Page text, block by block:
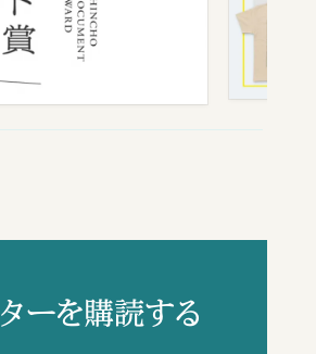
ーを購読する